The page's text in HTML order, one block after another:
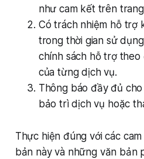
như cam kết trên
Có trách nhiệm hỗ trợ
trong thời gian sử
chính sách hỗ trợ
của từng dịch vụ.
Thông báo đầy đủ
bảo trì dịch vụ hoặc
Thực hiện đúng với các
bản này và những văn bản